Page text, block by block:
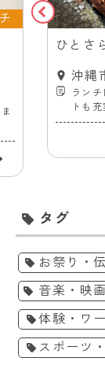
ひとさ
沖縄
ラン
トも
タグ
お祭り・
音楽・映画
体験・ワ
スポーツ